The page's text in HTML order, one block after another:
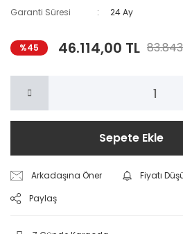
Garanti Süresi
24 Ay
%45 46.114,00 TL
Sepete Ekle
Arkadaşına Öner
Fiyatı
Paylaş